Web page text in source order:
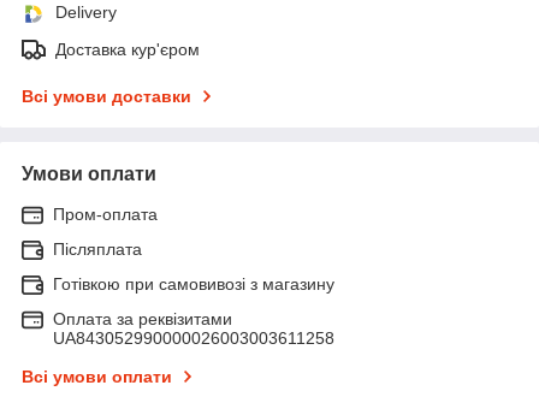
Delivery
Доставка кур'єром
Всі умови доставки
Умови оплати
Пром-оплата
Післяплата
Готівкою при самовивозі з магазину
Оплата за реквізитами
UA843052990000026003003611258
Всі умови оплати